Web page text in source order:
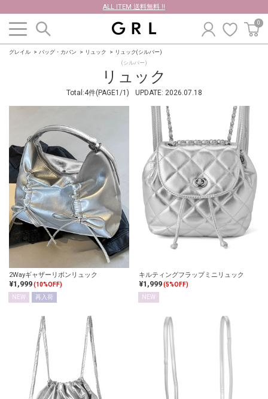
ALL ITEM 送料無料 !!
0
グレイル バッグ・カバン リュック リュック(シルバー)
リュック
(シルバー)
Total:4件(PAGE1/1) UPDATE: 2026.07.18
2Wayギャザーリボンリュック
¥1,999(10%OFF)
NEW
再入荷
キルティングフラップミニリュック
¥1,999(5%OFF)
NEW